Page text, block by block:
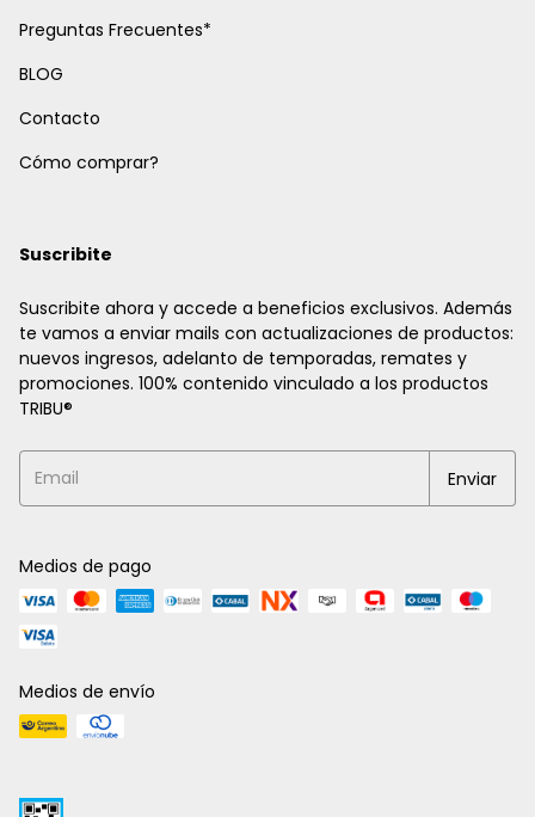
Preguntas Frecuentes*
BLOG
Contacto
Cómo comprar?
Suscribite
Suscribite ahora y accede a beneficios exclusivos. Además
te vamos a enviar mails con actualizaciones de productos:
nuevos ingresos, adelanto de temporadas, remates y
promociones. 100% contenido vinculado a los productos
TRIBU®
Medios de pago
Medios de envío